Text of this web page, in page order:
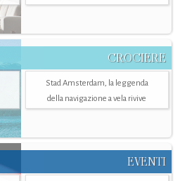
CROCIERE
Stad Amsterdam, la leggenda
della navigazione a vela rivive
EVENTI